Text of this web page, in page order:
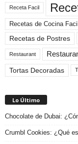
Receta Facil
Recetas de Cocina
Recetas de Postres
Restaurant
Tortas Decoradas
Lo Último
Chocolate de Dubai:
Crumbl Cookies: ¿Qué